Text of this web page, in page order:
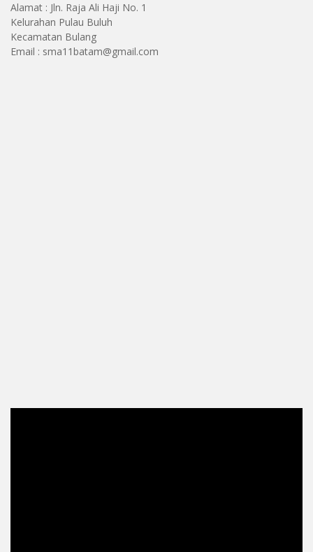
Alamat : Jln. Raja Ali Haji No. 1
Kelurahan Pulau Buluh
Kecamatan Bulang
Email : sma11batam@gmail.com